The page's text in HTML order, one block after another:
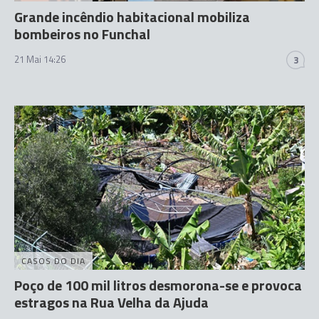
Grande incêndio habitacional mobiliza
bombeiros no Funchal
21 Mai 14:26 3
CASOS DO DIA
Poço de 100 mil litros desmorona-se e provoca
estragos na Rua Velha da Ajuda